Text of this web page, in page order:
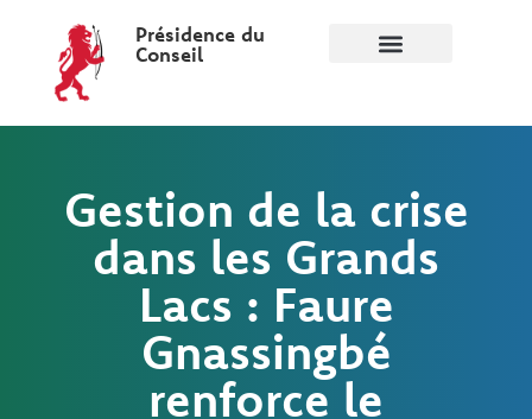
Présidence du
Conseil
Gestion de la crise
dans les Grands
Lacs : Faure
Gnassingbé
renforce le